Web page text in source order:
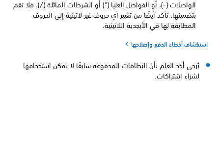
الواصلات (-)، أو الفواصل العليا (") أو الشرطات المائلة (/)، فلا تقم
بتضمينها. تأكد أيضًا من تغيير أي حروف غير لاتينية إلى الحروف
المطابقة لها في الأبجدية اللاتينية.
استكشاف أخطاء الدفع وإصلاحها
يُرجى أخذ العلم بأن البطاقات المدفوعة سابقًا لا يمكن استخدامها
لشراء اشتراكات.